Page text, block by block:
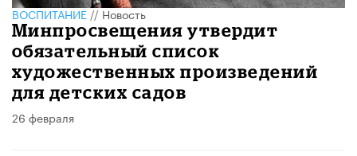
ВОСПИТАНИЕ//Новость
Минпросвещения утвердит
обязательный список
художественных произведений
для детских садов
26 февраля